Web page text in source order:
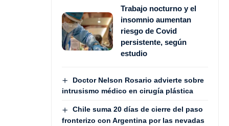
Trabajo nocturno y el
insomnio aumentan
riesgo de Covid
persistente, según
estudio
Doctor Nelson Rosario advierte sobre
intrusismo médico en cirugía plástica
Chile suma 20 días de cierre del paso
fronterizo con Argentina por las nevadas